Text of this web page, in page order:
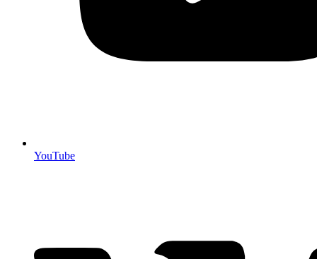
YouTube